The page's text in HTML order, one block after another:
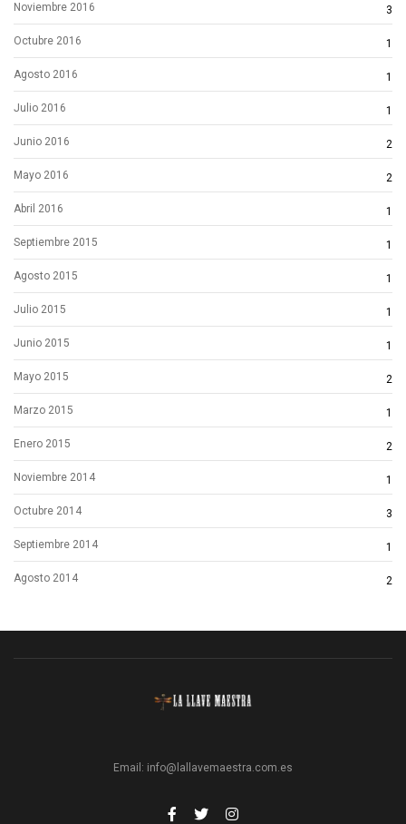
Noviembre 2016 3
Octubre 2016 1
Agosto 2016 1
Julio 2016 1
Junio 2016 2
Mayo 2016 2
Abril 2016 1
Septiembre 2015 1
Agosto 2015 1
Julio 2015 1
Junio 2015 1
Mayo 2015 2
Marzo 2015 1
Enero 2015 2
Noviembre 2014 1
Octubre 2014 3
Septiembre 2014 1
Agosto 2014 2
Email: info@lallavemaestra.com.es